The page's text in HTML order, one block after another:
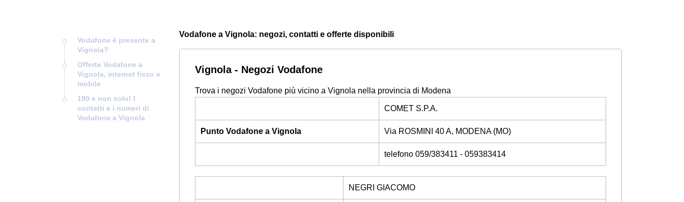
Vodafone è presente a
Vignola?
Offerte Vodafone a
Vignola, internet fisso e
mobile
190 e non solo! I
contatti e i numeri di
Vodafone a Vignola
Vodafone a Vignola: negozi, contatti e offerte disponibili
Vignola - Negozi Vodafone
Trova i negozi Vodafone più vicino a Vignola nella provincia di Modena
COMET S.P.A.
Punto Vodafone a Vignola Via ROSMINI 40 A, MODENA (MO)
telefono 059/383411 - 059383414
NEGRI GIACOMO